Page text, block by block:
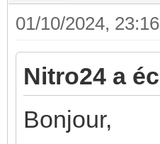
01/10/2024,
Nitro24 a
Bonjour,